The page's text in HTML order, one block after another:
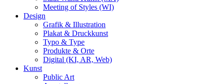
Meeting of Styles (WI)
Design
Grafik & Illustration
Plakat & Druckkunst
Typo & Type
Produkte & Orte
Digital (KI, AR, Web)
Kunst
Public Art